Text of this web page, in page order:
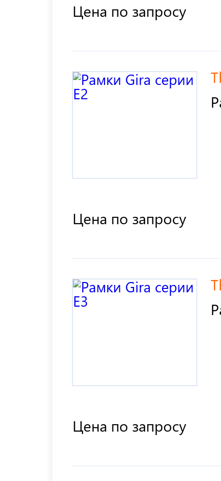
Цена по запросу
Цена по запросу
Цена по запросу